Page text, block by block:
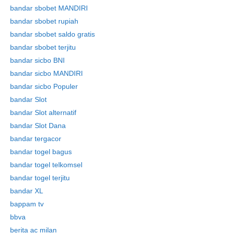
bandar sbobet MANDIRI
bandar sbobet rupiah
bandar sbobet saldo gratis
bandar sbobet terjitu
bandar sicbo BNI
bandar sicbo MANDIRI
bandar sicbo Populer
bandar Slot
bandar Slot alternatif
bandar Slot Dana
bandar tergacor
bandar togel bagus
bandar togel telkomsel
bandar togel terjitu
bandar XL
bappam tv
bbva
berita ac milan